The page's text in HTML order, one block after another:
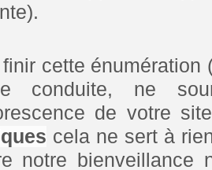
finir cette
conduite, ne
de votre
cela ne sert à
notre bienveillance